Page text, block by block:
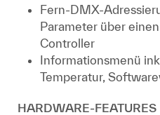
Fern-DMX-
Parameter über
Controller
Informationsmenü
Temperatur,
HARDWARE-FEATURES